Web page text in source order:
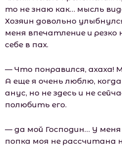
то не знаю как… мысль
Хозяин довольно
меня впечатление и резко
себе в пах.
— Что понравился, ахаха!
А еще я очень люблю,
анус, но не здесь и не
полюбить его.
— да мой Господин… У
попка моя не рассчитана